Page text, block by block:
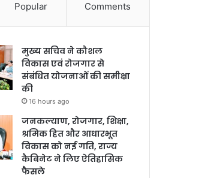
Popular Comments
मुख्य सचिव ने कौशल
विकास एवं रोजगार से
संबंधित योजनाओं की समीक्षा
की
16 hours ago
जनकल्याण, रोजगार, शिक्षा,
श्रमिक हित और आधारभूत
विकास को नई गति, राज्य
कैबिनेट ने लिए ऐतिहासिक
फैसले